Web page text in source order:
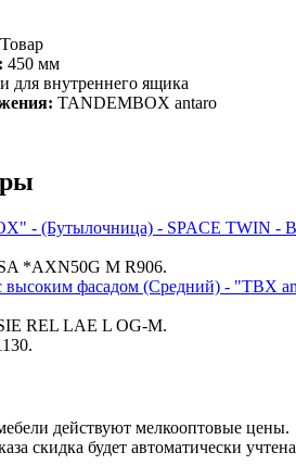
Товар
450 мм
для внутреннего ящика
TANDEMBOX antaro
- (Бутылочница) - SPACE TWIN -
*AXN50G M R906.
высоким фасадом (Средний) - "TBX
REL LAE L OG-M.
действуют мелкооптовые цены.
скидка будет автоматически